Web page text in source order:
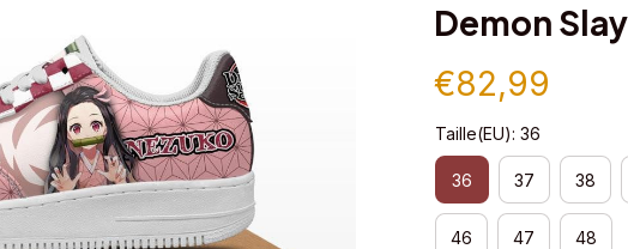
Demon
€82,99
Taille(EU): 36
36 37 38
46 47 48